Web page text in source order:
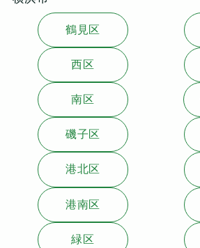
鶴見区
西区
南区
磯子区
港北区
港南区
緑区